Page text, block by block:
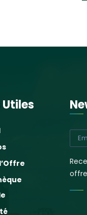
de la première
du Foyer des
| sous-
de Koba
Utiles